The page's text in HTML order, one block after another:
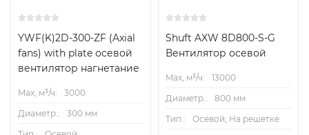
YWF(K)2D-300-ZF (Axial
fans) with plate осевой
вентилятор нагнетание
Max, м³/ч:
3000
Диаметр.:
300 мм
Shuft AXW 8D800-S-G
Вентилятор осевой
Max, м³/ч:
13000
Диаметр.:
800 мм
Тип.:
Осевой, На решетке